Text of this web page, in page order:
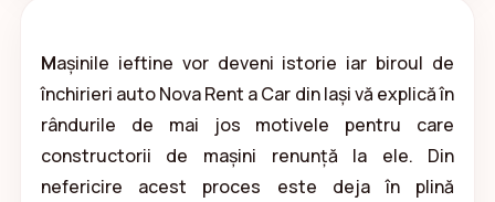
Mașinile ieftine vor deveni istorie iar biroul de
închirieri auto Nova Rent a Car din Iași vă explică în
rândurile de mai jos motivele pentru care
constructorii de mașini renunță la ele. Din
nefericire acest proces este deja în plină